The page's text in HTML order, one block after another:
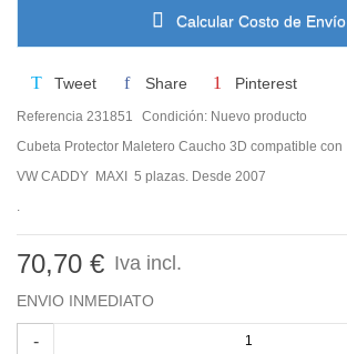
Calcular Costo de Envío
Tweet Share Pinterest
Referencia 231851 Condición: Nuevo producto
Cubeta Protector Maletero Caucho 3D compatible con
VW CADDY MAXI 5 plazas. Desde 2007
.
70,70 € Iva incl.
ENVIO INMEDIATO
-